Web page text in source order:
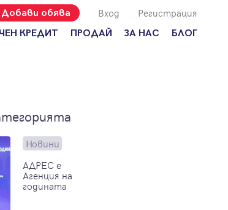
Добави обява Вход Регистрация
КРЕДИТ ПРОДАЙ
имот с
Адрес?
ЗА НАС БЛОГ
Новини
АДРЕС е
Агенция на
годината